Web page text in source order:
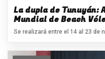
La dupla de Tunuyán:
Mundial de Beach
Se realizará entre el 14 al 23 de